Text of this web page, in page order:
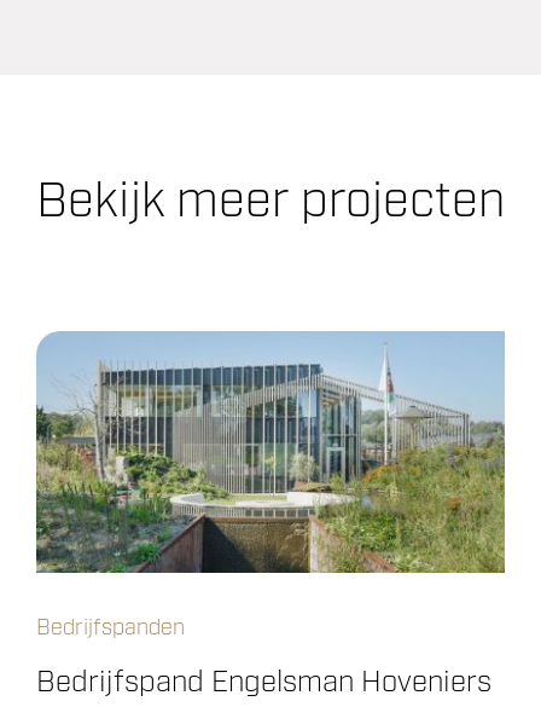
Bekijk meer projecten
Bedrijfspand Engelsman Hoveniers
Bedrijfspanden